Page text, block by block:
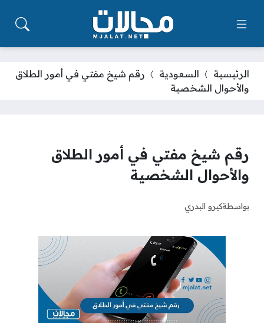
الرئيسية السعودية
رقم شيخ مفتي في أمور الطلاق
والأحوال الشخصية
رقم شيخ مفتي في أمور الطلاق
والأحوال الشخصية
بواسطةكيرو البدري